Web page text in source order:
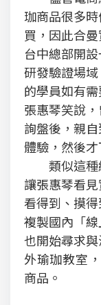
珈商品很多
買，因此合
台中總部開
研發驗證場
的學員如有
張惠琴笑說
詢盤後，親
體驗，然後才
類似這種
讓張惠琴看
看得到、摸
複製國內「
也開始尋求
外瑜珈教室
商品。